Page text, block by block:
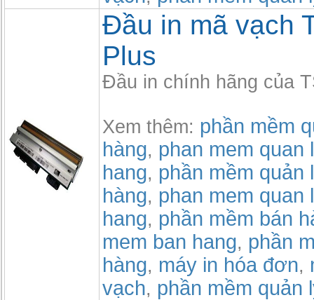
Đầu in mã vạch
Plus
Đầu in chính hãng của
Xem thêm: phần mềm
hàng, phan mem quan
hang, phần mềm quản
hàng, phan mem quan
hang, phần mềm bán
mem ban hang, phần
hàng, máy in hóa đơn,
vạch, phần mềm quản